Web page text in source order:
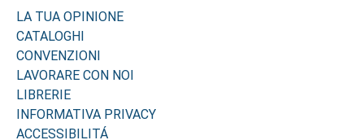
LA TUA OPINIONE
CATALOGHI
CONVENZIONI
LAVORARE CON NOI
LIBRERIE
INFORMATIVA PRIVACY
ACCESSIBILITÁ